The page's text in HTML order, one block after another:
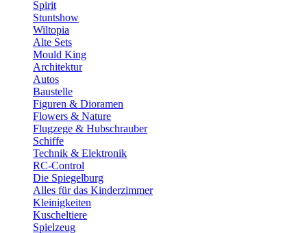
Spirit
Stuntshow
Wiltopia
Alte Sets
Mould King
Architektur
Autos
Baustelle
Figuren & Dioramen
Flowers & Nature
Flugzege & Hubschrauber
Schiffe
Technik & Elektronik
RC-Control
Die Spiegelburg
Alles für das Kinderzimmer
Kleinigkeiten
Kuscheltiere
Spielzeug